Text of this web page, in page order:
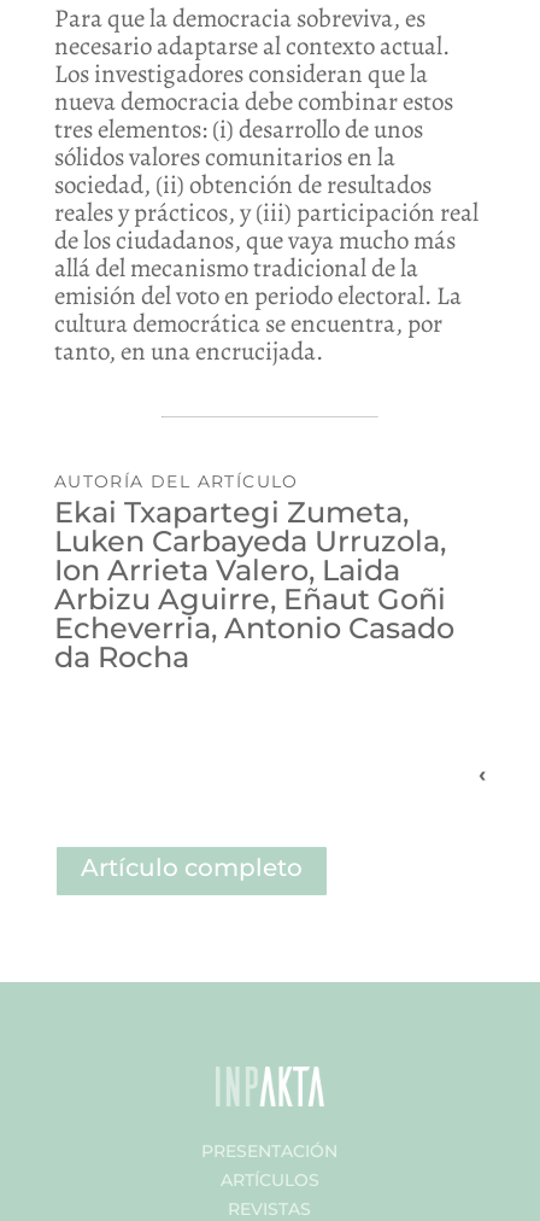
Para que la democracia sobreviva, es
necesario adaptarse al contexto actual.
Los investigadores consideran que la
nueva democracia debe combinar estos
tres elementos: (i) desarrollo de unos
sólidos valores comunitarios en la
sociedad, (ii) obtención de resultados
reales y prácticos, y (iii) participación real
de los ciudadanos, que vaya mucho más
allá del mecanismo tradicional de la
emisión del voto en periodo electoral. La
cultura democrática se encuentra, por
tanto, en una encrucijada.
AUTORÍA DEL ARTÍCULO
Ekai Txapartegi Zumeta,
Luken Carbayeda Urruzola,
Ion Arrieta Valero, Laida
Arbizu Aguirre, Eñaut Goñi
Echeverria, Antonio Casado
da Rocha
‹
Artículo completo
PRESENTACIÓN
ARTÍCULOS
REVISTAS